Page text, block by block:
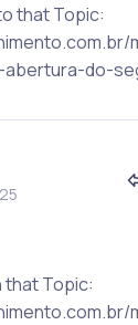
that Topic:
do-
that Topic: